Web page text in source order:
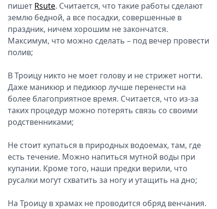
пишет Rsute. Считается, что такие работы сделают
землю бедной, а все посадки, совершенные в
праздник, ничем хорошим не закончатся.
Максимум, что можно сделать – под вечер провести
полив;
В Троицу никто не моет голову и не стрижет ногти.
Даже маникюр и педикюр лучше перенести на
более благоприятное время. Считается, что из-за
таких процедур можно потерять связь со своими
родственниками;
Не стоит купаться в природных водоемах, там, где
есть течение. Можно напиться мутной воды при
купании. Кроме того, наши предки верили, что
русалки могут схватить за ногу и утащить на дно;
На Троицу в храмах не проводится обряд венчания.